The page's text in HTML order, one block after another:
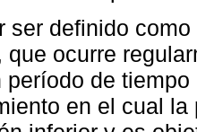
ser definido como
que ocurre
período de
en el cual